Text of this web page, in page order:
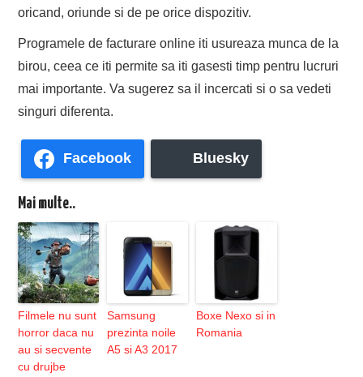
oricand, oriunde si de pe orice dispozitiv.
Programele de facturare online iti usureaza munca de la
birou, ceea ce iti permite sa iti gasesti timp pentru lucruri
mai importante. Va sugerez sa il incercati si o sa vedeti
singuri diferenta.
Facebook Bluesky
Mai multe..
Filmele nu sunt
horror daca nu
au si secvente
cu drujbe
Samsung
prezinta noile
A5 si A3 2017
Boxe Nexo si in
Romania